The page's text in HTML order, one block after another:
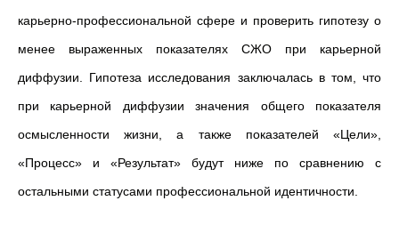
карьерно-профессиональной сфере и проверить гипотезу о
менее выраженных показателях СЖО при карьерной
диффузии. Гипотеза исследования заключалась в том, что
при карьерной диффузии значения общего показателя
осмысленности жизни, а также показателей «Цели»,
«Процесс» и «Результат» будут ниже по сравнению с
остальными статусами профессиональной идентичности.